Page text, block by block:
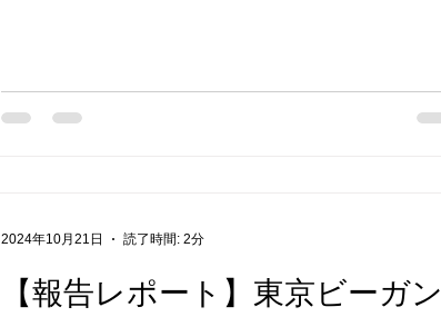
【報告レポート】東京ビーガン
2024年10月21日 読了時間: 2分